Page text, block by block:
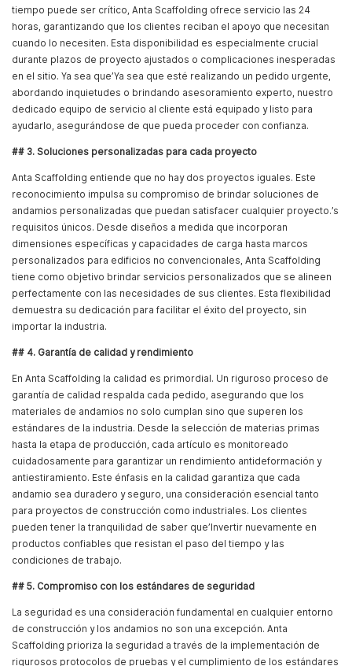
tiempo puede ser crítico, Anta Scaffolding ofrece servicio las 24
horas, garantizando que los clientes reciban el apoyo que necesitan
cuando lo necesiten. Esta disponibilidad es especialmente crucial
durante plazos de proyecto ajustados o complicaciones inesperadas
en el sitio. Ya sea que’Ya sea que esté realizando un pedido urgente,
abordando inquietudes o brindando asesoramiento experto, nuestro
dedicado equipo de servicio al cliente está equipado y listo para
ayudarlo, asegurándose de que pueda proceder con confianza.
## 3. Soluciones personalizadas para cada proyecto
Anta Scaffolding entiende que no hay dos proyectos iguales. Este
reconocimiento impulsa su compromiso de brindar soluciones de
andamios personalizadas que puedan satisfacer cualquier proyecto.’s
requisitos únicos. Desde diseños a medida que incorporan
dimensiones específicas y capacidades de carga hasta marcos
personalizados para edificios no convencionales, Anta Scaffolding
tiene como objetivo brindar servicios personalizados que se alineen
perfectamente con las necesidades de sus clientes. Esta flexibilidad
demuestra su dedicación para facilitar el éxito del proyecto, sin
importar la industria.
## 4. Garantía de calidad y rendimiento
En Anta Scaffolding la calidad es primordial. Un riguroso proceso de
garantía de calidad respalda cada pedido, asegurando que los
materiales de andamios no solo cumplan sino que superen los
estándares de la industria. Desde la selección de materias primas
hasta la etapa de producción, cada artículo es monitoreado
cuidadosamente para garantizar un rendimiento antideformación y
antiestiramiento. Este énfasis en la calidad garantiza que cada
andamio sea duradero y seguro, una consideración esencial tanto
para proyectos de construcción como industriales. Los clientes
pueden tener la tranquilidad de saber que’Invertir nuevamente en
productos confiables que resistan el paso del tiempo y las
condiciones de trabajo.
## 5. Compromiso con los estándares de seguridad
La seguridad es una consideración fundamental en cualquier entorno
de construcción y los andamios no son una excepción. Anta
Scaffolding prioriza la seguridad a través de la implementación de
rigurosos protocolos de pruebas y el cumplimiento de los estándares